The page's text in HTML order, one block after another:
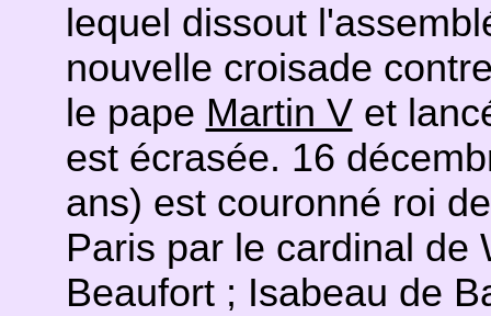
lequel dissout
nouvelle croisade
le pape Martin Vet
est écrasée. 16
ans) est couronné roi
Paris par le cardinal de
Beaufort ; Isabeau de